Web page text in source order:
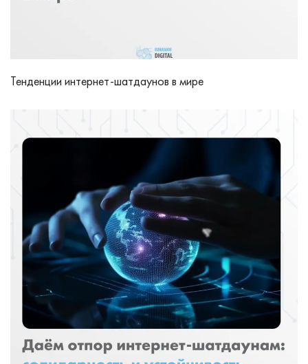
Тенденции интернет-шатдаунов в мире